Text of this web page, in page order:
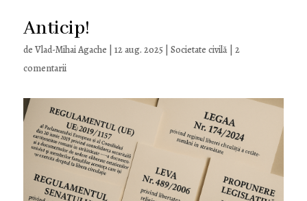
Anticip!
de Vlad-Mihai Agache 12 aug. 2025| Societate civilă| 2
comentarii